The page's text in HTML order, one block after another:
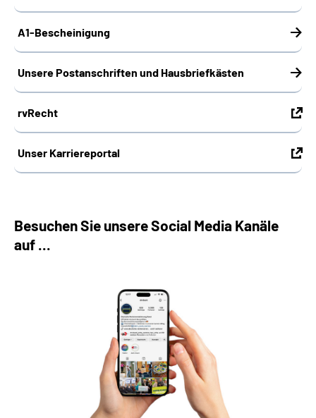
A1-Bescheinigung
Unsere Postanschriften und Hausbriefkästen
rvRecht
Unser Karriereportal
Besuchen Sie unsere Social Media Kanäle
auf ...